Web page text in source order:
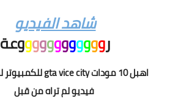
شاهد الفيديو
رووووووووووووعة
اهبل 10 مودات gta vice city للكمبيوتر لسنة 2018
فيديو لم تراه من قبل